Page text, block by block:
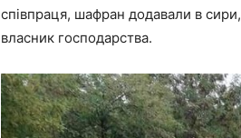
співпраця, шафран додавали в
власник господарства.